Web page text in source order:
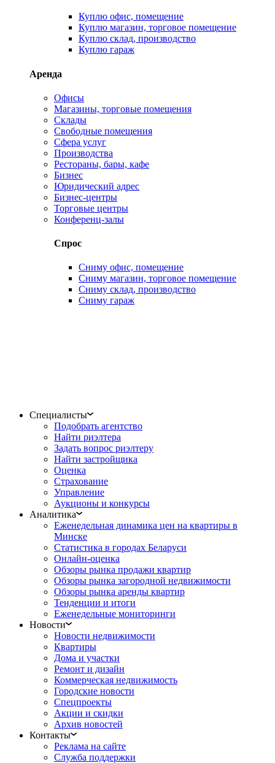
Куплю офис, помещение
Куплю магазин, торговое помещение
Куплю склад, производство
Куплю гараж
Аренда
Офисы
Магазины, торговые помещения
Склады
Свободные помещения
Сфера услуг
Производства
Рестораны, бары, кафе
Бизнес
Юридический адрес
Бизнес-центры
Торговые центры
Конференц-залы
Спрос
Сниму офис, помещение
Сниму магазин, торговое помещение
Сниму склад, производство
Сниму гараж
Специалисты
Подобрать агентство
Найти риэлтера
Задать вопрос риэлтеру
Найти застройщика
Оценка
Страхование
Управление
Аукционы и конкурсы
Аналитика
Еженедельная динамика цен на квартиры в
Минске
Статистика в городах Беларуси
Онлайн-оценка
Обзоры рынка продажи квартир
Обзоры рынка загородной недвижимости
Обзоры рынка аренды квартир
Тенденции и итоги
Еженедельные мониторинги
Новости
Новости недвижимости
Квартиры
Дома и участки
Ремонт и дизайн
Коммерческая недвижимость
Городские новости
Спецпроекты
Акции и скидки
Архив новостей
Контакты
Реклама на сайте
Служба поддержки